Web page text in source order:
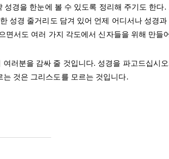
경을 한눈에 볼 수 있도록 정리해 주기도 한다
성경 줄거리도 담겨 있어 언제 어디서나 성경
서도 여러 가지 각도에서 신자들을 위해 만들
러분을 감싸 줄 것입니다. 성경을 파고드십시
것은 그리스도를 모르는 것입니다.